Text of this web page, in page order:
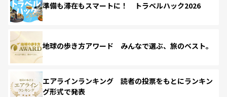
準備も滞在もスマートに！ トラベルハック2026
地球の歩き方アワード みんなで選ぶ、旅のベスト。
エアラインランキング 読者の投票をもとにランキン
グ形式で発表